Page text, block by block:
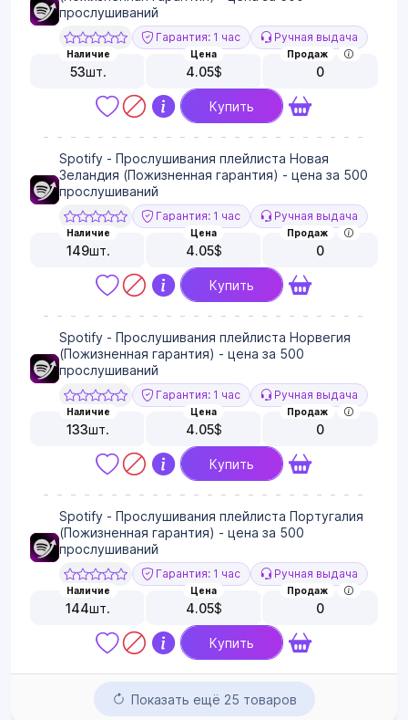
прослушиваний
Гарантия: 1 час Ручная выдача
Наличие
53шт.
Цена
4.05$
Продаж
0
Купить
Spotify - Прослушивания плейлиста Новая
Зеландия (Пожизненная гарантия) - цена за 500
прослушиваний
Гарантия: 1 час Ручная выдача
Наличие
149шт.
Цена
4.05$
Продаж
0
Купить
Spotify - Прослушивания плейлиста Норвегия
(Пожизненная гарантия) - цена за 500
прослушиваний
Гарантия: 1 час Ручная выдача
Наличие
133шт.
Цена
4.05$
Продаж
0
Купить
Spotify - Прослушивания плейлиста Португалия
(Пожизненная гарантия) - цена за 500
прослушиваний
Гарантия: 1 час Ручная выдача
Наличие
144шт.
Цена
4.05$
Продаж
0
Купить
Показать ещё 25 товаров